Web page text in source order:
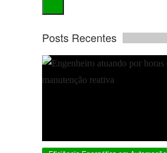
Posts Recentes